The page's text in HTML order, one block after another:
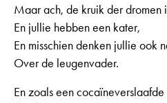
Maar ach, de kruik der dromen
En jullie hebben een kater,
En misschien denken jullie ook
Over de leugenvader.
En zoals een cocaïneverslaafde